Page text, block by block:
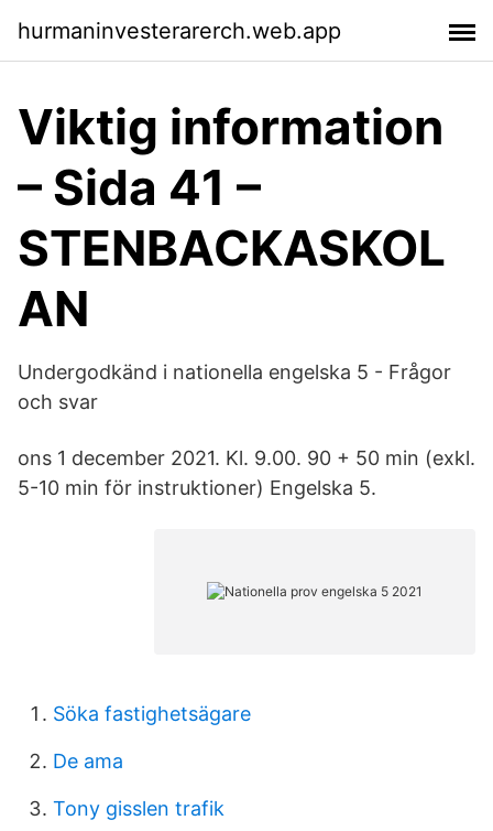
hurmaninvesterarerch.web.app
Viktig information
– Sida 41 –
STENBACKASKOL
AN
Undergodkänd i nationella engelska 5 - Frågor
och svar
ons 1 december 2021. Kl. 9.00. 90 + 50 min (exkl.
5-10 min för instruktioner) Engelska 5.
Söka fastighetsägare
De ama
Tony gisslen trafik